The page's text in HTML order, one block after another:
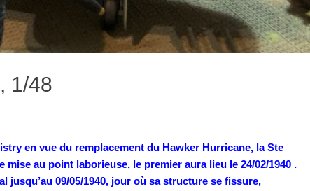
1/48
en vue du remplacement du Hawker Hurricane, la Ste
au point laborieuse, le premier aura lieu le 24/02/1940 .
jusqu’au 09/05/1940, jour où sa structure se fissure,